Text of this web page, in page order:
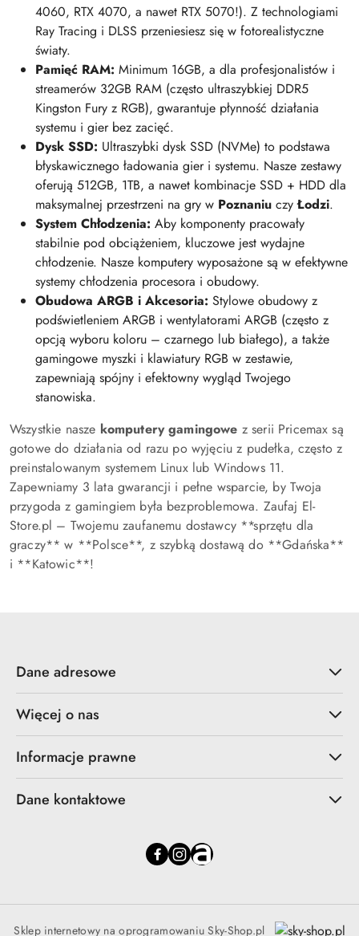
4060, RTX 4070, a nawet RTX 5070!). Z technologiami
Ray Tracing i DLSS przeniesiesz się w fotorealistyczne
światy.
Pamięć RAM: Minimum 16GB, a dla profesjonalistów i
streamerów 32GB RAM (często ultraszybkiej DDR5
Kingston Fury z RGB), gwarantuje płynność działania
systemu i gier bez zacięć.
Dysk SSD: Ultraszybki dysk SSD (NVMe) to podstawa
błyskawicznego ładowania gier i systemu. Nasze zestawy
oferują 512GB, 1TB, a nawet kombinacje SSD + HDD dla
maksymalnej przestrzeni na gry w Poznaniu czyŁodzi.
System Chłodzenia: Aby komponenty pracowały
stabilnie pod obciążeniem, kluczowe jest wydajne
chłodzenie. Nasze komputery wyposażone są w efektywne
systemy chłodzenia procesora i obudowy.
Obudowa ARGB i Akcesoria: Stylowe obudowy z
podświetleniem ARGB i wentylatorami ARGB (często z
opcją wyboru koloru – czarnego lub białego), a także
gamingowe myszki i klawiatury RGB w zestawie,
zapewniają spójny i efektowny wygląd Twojego
stanowiska.
Wszystkie nasze komputery gamingowe z serii Pricemax są
gotowe do działania od razu po wyjęciu z pudełka, często z
preinstalowanym systemem Linux lub Windows 11.
Zapewniamy 3 lata gwarancji i pełne wsparcie, by Twoja
przygoda z gamingiem była bezproblemowa. Zaufaj El-
Store.pl – Twojemu zaufanemu dostawcy **sprzętu dla
graczy** w **Polsce**, z szybką dostawą do **Gdańska**
i **Katowic**!
Dane adresowe
Więcej o nas
Informacje prawne
Dane kontaktowe
Sklep internetowy na oprogramowaniu Sky-Shop.pl